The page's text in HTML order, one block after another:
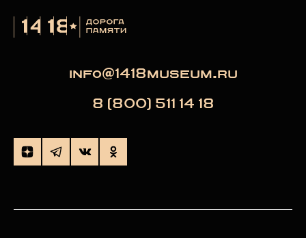
info@1418museum.ru
8 (800) 511 14 18